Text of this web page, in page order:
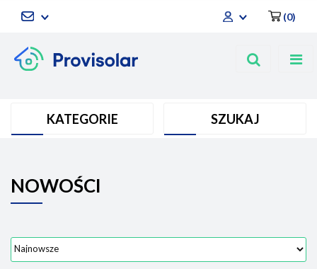
Zaloguj się
(0)
KATEGORIE SZUKAJ
NOWOŚCI